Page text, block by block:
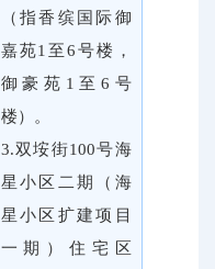
（指香缤国际御
嘉苑1至6号楼，
御豪苑1至6号
楼）。
3.双垵街100号海
星小区二期（海
星小区扩建项目
一期）住宅区